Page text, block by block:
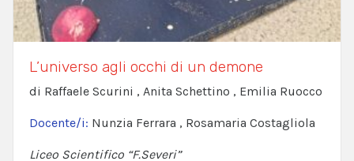
L’universo agli occhi di un demone
di Raffaele Scurini , Anita Schettino , Emilia Ruocco
Docente/i: Nunzia Ferrara , Rosamaria Costagliola
Liceo Scientifico “F.Severi”